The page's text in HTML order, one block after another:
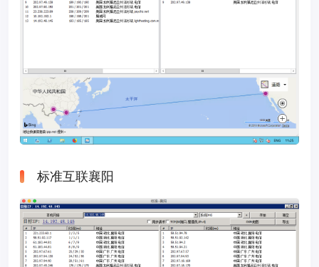
标准互联襄阳